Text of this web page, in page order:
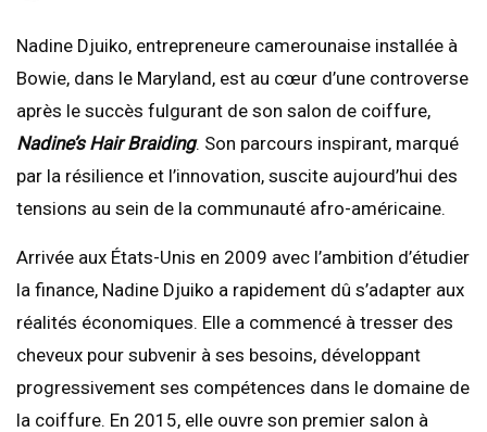
Nadine Djuiko, entrepreneure camerounaise installée à
Bowie, dans le Maryland, est au cœur d’une controverse
après le succès fulgurant de son salon de coiffure,
Nadine’s Hair Braiding. Son parcours inspirant, marqué
par la résilience et l’innovation, suscite aujourd’hui des
tensions au sein de la communauté afro-américaine.
Arrivée aux États-Unis en 2009 avec l’ambition d’étudier
la finance, Nadine Djuiko a rapidement dû s’adapter aux
réalités économiques. Elle a commencé à tresser des
cheveux pour subvenir à ses besoins, développant
progressivement ses compétences dans le domaine de
la coiffure. En 2015, elle ouvre son premier salon à